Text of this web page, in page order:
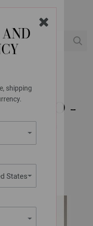
shipping
States
-
(SE)
| Modell 50